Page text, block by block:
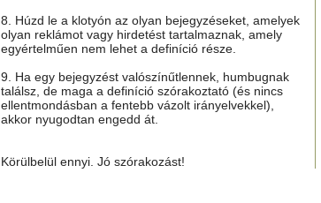
8. Húzd le a klotyón az olyan bejegyzéseket, amelyek
olyan reklámot vagy hirdetést tartalmaznak, amely
egyértelműen nem lehet a definíció része.
9. Ha egy bejegyzést valószínűtlennek, humbugnak
találsz, de maga a definíció szórakoztató (és nincs
ellentmondásban a fentebb vázolt irányelvekkel),
akkor nyugodtan engedd át.
Körülbelül ennyi. Jó szórakozást!